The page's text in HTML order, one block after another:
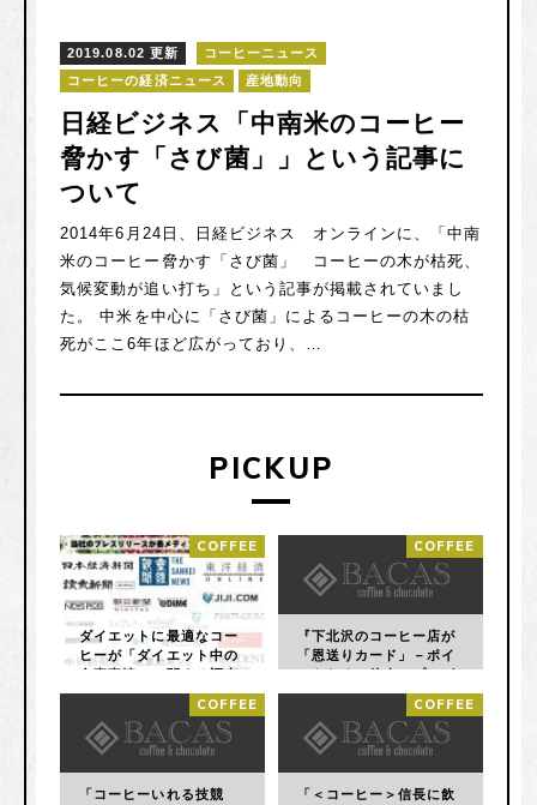
2019.08.02 更新
コーヒーニュース
コーヒーの経済ニュース
産地動向
日経ビジネス「中南米のコーヒー
脅かす「さび菌」」という記事に
ついて
2014年6月24日、日経ビジネス オンラインに、「中南
米のコーヒー脅かす「さび菌」 コーヒーの木が枯死、
気候変動が追い打ち」という記事が掲載されていまし
た。
中米を中心に「さび菌」によるコーヒーの木の枯
死がここ6年ほど広がっており、…
PICKUP
ダイエットに最適なコー
ヒーが「ダイエット中の
から明らかに！それは、
ダイエットコーヒー R
ROAST COFFEE / アー
ルローストコーヒー
COFFEE
『下北沢のコーヒー店が
「恩送りカード」－ポイ
ント』というニュースに
COFFEE
「コーヒーいれる技競
COFFEE
「＜コーヒー＞信長に飲
COFFEE